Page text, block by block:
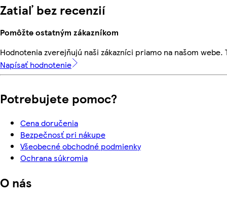
Zatiaľ bez recenzií
Pomôžte ostatným zákazníkom
Hodnotenia zverejňujú naši zákazníci priamo na našom
Napísať hodnotenie
Potrebujete pomoc?
Cena doručenia
Bezpečnosť pri nákupe
Všeobecné obchodné podmienky
Ochrana súkromia
O nás